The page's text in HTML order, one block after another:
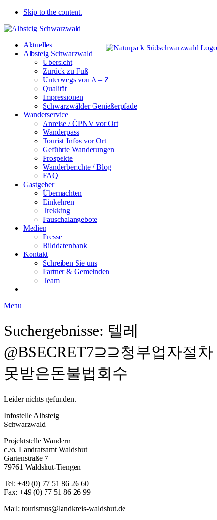
Skip to the content.
Aktuelles
Albsteig Schwarzwald
Übersicht
Zurück zu Fuß
Unterwegs von A – Z
Qualität
Impressionen
Schwarzwälder Genießerpfade
Wanderservice
Anreise / ÖPNV vor Ort
Wanderpass
Tourist-Infos vor Ort
Geführte Wanderungen
Prospekte
Wanderberichte / Blog
FAQ
Gastgeber
Übernachten
Einkehren
Trekking
Pauschalangebote
Medien
Presse
Bilddatenbank
Kontakt
Schreiben Sie uns
Partner & Gemeinden
Team
Menu
Suchergebnisse: 텔레
@BSECRET7⊇⊇청부업자절차
못받은돈불법회수
Leider nichts gefunden.
Infostelle Albsteig
Schwarzwald
Projektstelle Wandern
c./o. Landratsamt Waldshut
Gartenstraße 7
79761 Waldshut-Tiengen
Tel: +49 (0) 77 51 86 26 60
Fax: +49 (0) 77 51 86 26 99
Mail: tourismus@landkreis-waldshut.de